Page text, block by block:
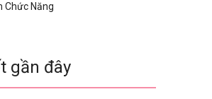
Chức Năng
gần đây